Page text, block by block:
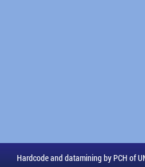
Hardcode and datamining by PCH of